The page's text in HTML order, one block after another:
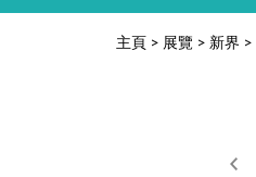
主頁 > 展覽 > 新界 >